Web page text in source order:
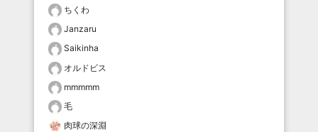
ちくわ
Janzaru
Saikinha
オルドビス
mmmmm
毛
肉球の深淵